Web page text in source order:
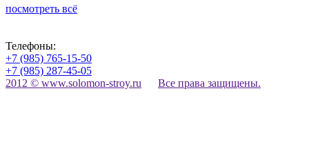
посмотреть всё
Телефоны:
+7 (985) 765-15-50
+7 (985) 287-45-05
2012 © www.solomon-stroy.ru
Все права защищены.